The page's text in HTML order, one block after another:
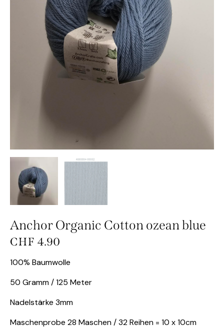
Anchor Organic Cotton ozean blue
CHF 4.90
100% Baumwolle
50 Gramm / 125 Meter
Nadelstärke 3mm
Maschenprobe 28 Maschen / 32 Reihen = 10 x 10cm